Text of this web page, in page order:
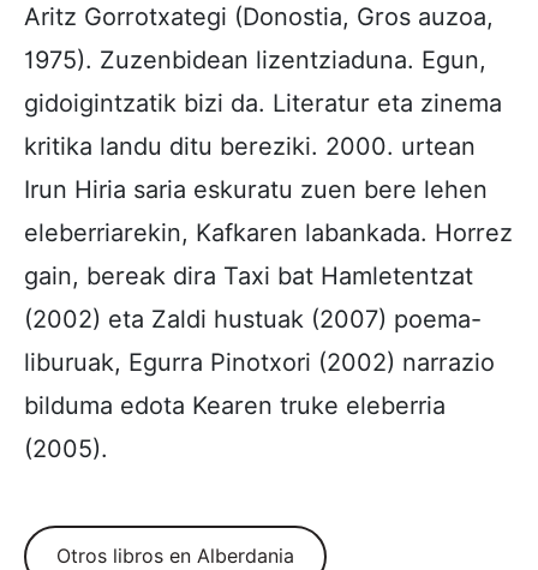
Aritz Gorrotxategi (Donostia, Gros auzoa,
1975). Zuzenbidean lizentziaduna. Egun,
gidoigintzatik bizi da. Literatur eta zinema
kritika landu ditu bereziki. 2000. urtean
Irun Hiria saria eskuratu zuen bere lehen
eleberriarekin, Kafkaren labankada. Horrez
gain, bereak dira Taxi bat Hamletentzat
(2002) eta Zaldi hustuak (2007) poema-
liburuak, Egurra Pinotxori (2002) narrazio
bilduma edota Kearen truke eleberria
(2005).
Otros libros en Alberdania